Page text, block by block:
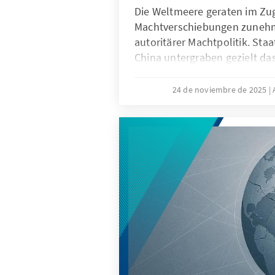
Die Weltmeere geraten im
Machtverschiebungen
autoritärer Machtpolitik.
China untergraben gezielt
die als „Lawfare“ bekannt
Südchinesischen Meer
Recht zur Machtfrage wird.
verdeutlichen: Wo das
geraten Europas Sicherheit,
die regelbasierte Ordnung
24 de noviembre de 2025